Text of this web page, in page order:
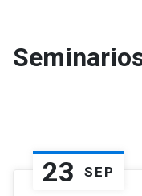
23 SEP